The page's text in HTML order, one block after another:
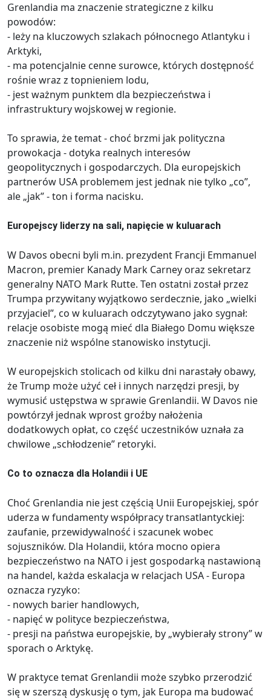
Grenlandia ma znaczenie strategiczne z kilku
powodów:
- leży na kluczowych szlakach północnego Atlantyku i
Arktyki,
- ma potencjalnie cenne surowce, których dostępność
rośnie wraz z topnieniem lodu,
- jest ważnym punktem dla bezpieczeństwa i
infrastruktury wojskowej w regionie.
To sprawia, że temat - choć brzmi jak polityczna
prowokacja - dotyka realnych interesów
geopolitycznych i gospodarczych. Dla europejskich
partnerów USA problemem jest jednak nie tylko „co”,
ale „jak” - ton i forma nacisku.
Europejscy liderzy na sali, napięcie w kuluarach
W Davos obecni byli m.in. prezydent Francji Emmanuel
Macron, premier Kanady Mark Carney oraz sekretarz
generalny NATO Mark Rutte. Ten ostatni został przez
Trumpa przywitany wyjątkowo serdecznie, jako „wielki
przyjaciel”, co w kuluarach odczytywano jako sygnał:
relacje osobiste mogą mieć dla Białego Domu większe
znaczenie niż wspólne stanowisko instytucji.
W europejskich stolicach od kilku dni narastały obawy,
że Trump może użyć ceł i innych narzędzi presji, by
wymusić ustępstwa w sprawie Grenlandii. W Davos nie
powtórzył jednak wprost groźby nałożenia
dodatkowych opłat, co część uczestników uznała za
chwilowe „schłodzenie” retoryki.
Co to oznacza dla Holandii i UE
Choć Grenlandia nie jest częścią Unii Europejskiej, spór
uderza w fundamenty współpracy transatlantyckiej:
zaufanie, przewidywalność i szacunek wobec
sojuszników. Dla Holandii, która mocno opiera
bezpieczeństwo na NATO i jest gospodarką nastawioną
na handel, każda eskalacja w relacjach USA - Europa
oznacza ryzyko:
- nowych barier handlowych,
- napięć w polityce bezpieczeństwa,
- presji na państwa europejskie, by „wybierały strony” w
sporach o Arktykę.
W praktyce temat Grenlandii może szybko przerodzić
się w szerszą dyskusję o tym, jak Europa ma budować